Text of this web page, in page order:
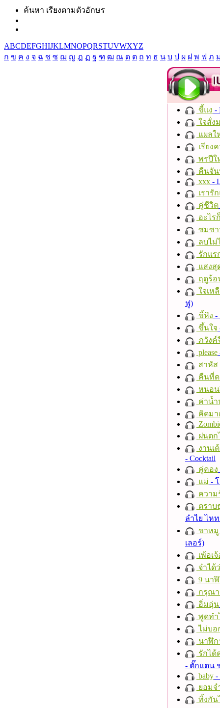
ค้นหา เรียงตามตัวอักษร
ABCDEFGHIJKLMNOPQRSTUVWXYZ
ก ข ค ง จ ฉ ช ซ ฌ ญ ฎ ฏ ฐ ฑ ฒ ณ ด ต ถ ท ธ น บ ป ผ ฝ พ ฟ ภ
ขี้แง -
ใจสั่ง
แผลใ
เรียง
พรปีใ
คืนจั
xxx -
เรารั
คู่ชีวิต
อะไร
ซมซ
ลบไม่
รักแร
แสงสุ
ฤดูร้อ
ใจเห
ฟู)
ขี้หึง -
ขึ้นใจ
ภวังค์
please
สาหัส
คืนที่ด
หนอน
ค่าน้
คิดมา
ฝนตก
งานเ
- Cocktail
คู่คอง
แม่ -
ความ
ตราบ
ลำไย ไห
ขาหมู
เลอร์)
เพ้อเ
จำได้
9 นา
กรุณา
อิ่มอุ่น
พูดทำ
ไม่บอ
นาฬิก
รักได้
- ตั๊กแตน
baby -
ยอม
ทิ้งกัน